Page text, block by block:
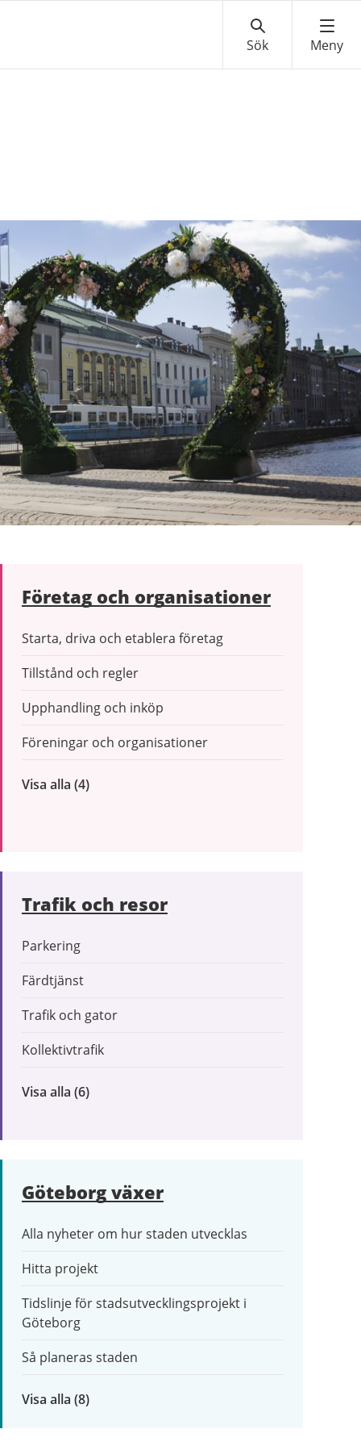
Företag och organisationer
Starta, driva och etablera företag
Tillstånd och regler
Upphandling och inköp
Föreningar och organisationer
Visa alla inom
(4)
Trafik och resor
Parkering
Färdtjänst
Trafik och gator
Kollektivtrafik
Visa alla inom
(6)
Göteborg växer
Alla nyheter om hur staden utvecklas
Hitta projekt
Tidslinje för stadsutvecklingsprojekt i
Göteborg
Så planeras staden
Visa alla inom
(8)